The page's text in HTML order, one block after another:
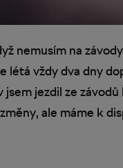
nemusím na
vždy dva dny
jsem jezdil ze
ale máme k